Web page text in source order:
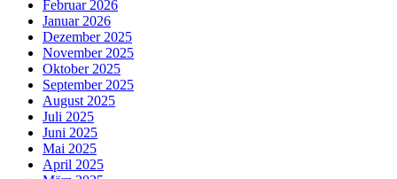
Februar 2026
Januar 2026
Dezember 2025
November 2025
Oktober 2025
September 2025
August 2025
Juli 2025
Juni 2025
Mai 2025
April 2025